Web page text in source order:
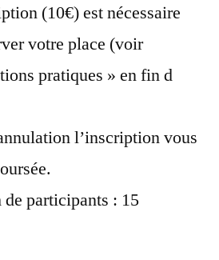
(10€) est nécessaire
votre place (voir
pratiques » en fin d
l’inscription vous
participants : 15